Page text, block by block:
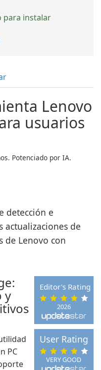
para instalar
Lenovo
usuarios
Potenciado por IA.
detección e
actualizaciones de
de Lenovo con
2026
Editor's Rating
VERY GOOD
User Rating
y
PC